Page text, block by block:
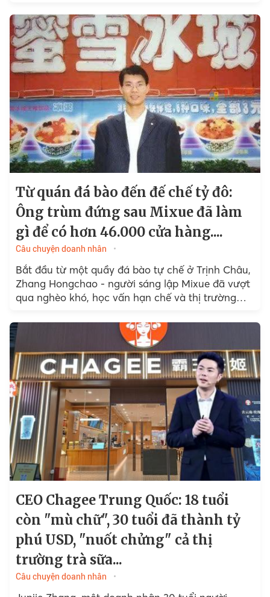
giới.
Từ quán đá bào đến đế chế tỷ đô:
Ông trùm đứng sau Mixue đã làm
gì để có hơn 46.000 cửa hàng....
Câu chuyện doanh nhân
Bắt đầu từ một quầy đá bào tự chế ở Trịnh Châu,
Zhang Hongchao - người sáng lập Mixue đã vượt
qua nghèo khó, học vấn hạn chế và thị trường
CEO Chagee Trung Quốc: 18 tuổi
còn "mù chữ", 30 tuổi đã thành tỷ
phú USD, "nuốt chửng" cả thị
trường trà sữa...
Câu chuyện doanh nhân